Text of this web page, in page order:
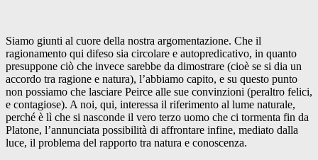
Siamo giunti al cuore della nostra argomentazione. Che il
ragionamento qui difeso sia circolare e autopredicativo, in quanto
presuppone ciò che invece sarebbe da dimostrare (cioè se si dia un
accordo tra ragione e natura), l’abbiamo capito, e su questo punto
non possiamo che lasciare Peirce alle sue convinzioni (peraltro felici,
e contagiose). A noi, qui, interessa il riferimento al lume naturale,
perché è lì che si nasconde il vero terzo uomo che ci tormenta fin da
Platone, l’annunciata possibilità di affrontare infine, mediato dalla
luce, il problema del rapporto tra natura e conoscenza.